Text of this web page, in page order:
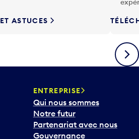
Qui nous sommes
Notre futur
Partenariat avec nous
Gouvernance
Médias